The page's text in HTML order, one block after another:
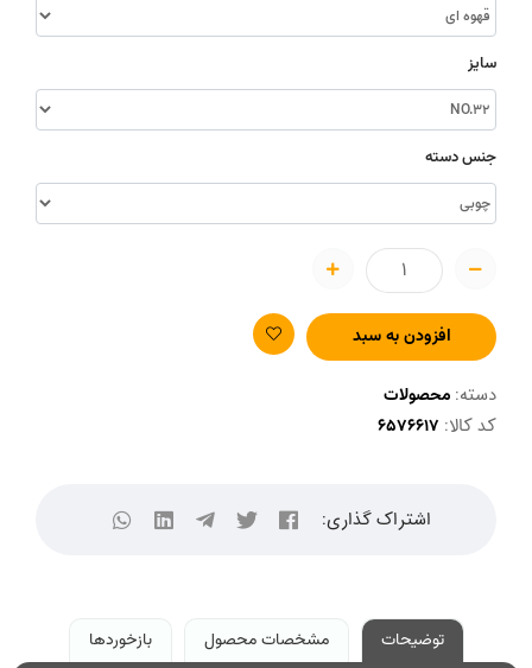
سایز
جنس دسته
افزودن به سبد
دسته: محصولات
کد کالا:
اشتراک گذاری:
توضیحات مشخصات محصول بازخوردها